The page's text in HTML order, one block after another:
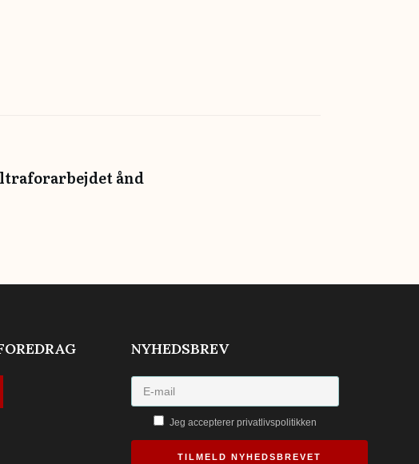
ånd
NYHEDSBREV
Jeg accepterer privatlivspolitikken
TILMELD NYHEDSBREVET